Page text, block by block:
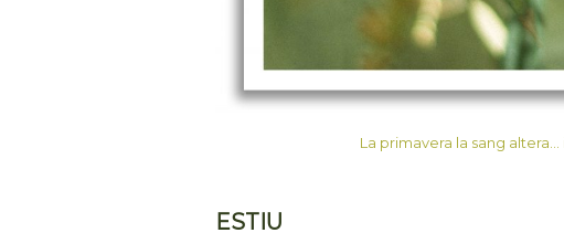
La primavera la sang
ESTIU